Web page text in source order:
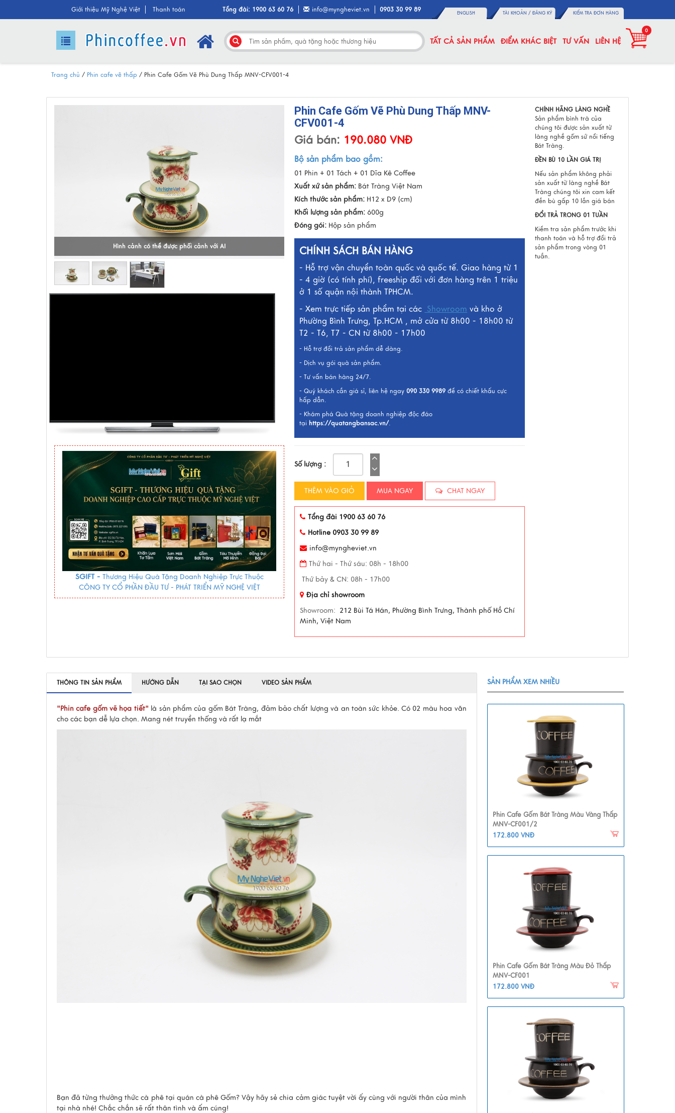
Giới thiệu Mỹ Nghệ Việt Thanh toán Tổng đài: 1900 63 60 76 info@myngheviet.vn 0903 30 99 89 ENGLISH TÀI KHOẢN / ĐĂNG KÝ KIỂM TRA ĐƠN HÀNG
TẤT CẢ SẢN PHẨM ĐIỂM KHÁC BIỆT TƯ VẤN LIÊN HỆ
0
Trang chủ / Phin cafe vẽ thấp / Phin Cafe Gốm Vẽ Phù Dung Thấp MNV-CFV001-4
Hình cảnh có thể được phối cảnh với AI
SGIFT - Thương Hiệu Quà Tặng Doanh Nghiệp Trực Thuộc
CÔNG TY CỔ PHẦN ĐẦU TƯ - PHÁT TRIỂN MỸ NGHỆ VIỆT
Phin Cafe Gốm Vẽ Phù Dung Thấp MNV-
CFV001-4
Giá bán: 190.080 VNĐ
Bộ sản phẩm bao gồm:
01 Phin + 01 Tách + 01 Dĩa Kê Coffee
Xuất xứ sản phẩm: Bát Tràng Việt Nam
Kích thước sản phẩm: H12 x D9 (cm)
Khối lượng sản phẩm: 600g
Đóng gói: Hộp sản phẩm
CHÍNH SÁCH BÁN HÀNG
- Hỗ trợ vận chuyển toàn quốc và quốc tế. Giao hàng từ 1
- 4 giờ (có tính phí), freeship đối với đơn hàng trên 1 triệu
ở 1 số quận nội thành TPHCM.
- Xem trực tiếp sản phẩm tại các Showroom và kho ở
Phường Bình Trưng, Tp.HCM , mở cửa từ 8h00 - 18h00 từ
T2 - T6, T7 - CN từ 8h00 - 17h00
- Hỗ trợ đổi trả sản phẩm dễ dàng.
- Dịch vụ gói quà sản phẩm.
- Tư vấn bán hàng 24/7.
- Quý khách cần giá sỉ, liên hệ ngay090 330 9989 để có chiết khấu cực
hấp dẫn.
- Khám phá Quà tặng doanh nghiệp độc đáo
tại https://quatangbansac.vn/.
Số lượng :
THÊM VÀO GIỎ MUA NGAY CHAT NGAY
Tổng đài 1900 63 60 76
Hotline 0903 30 99 89
info@myngheviet.vn
Thứ hai - Thứ sáu: 08h - 18h00
Thứ bảy & CN: 08h - 17h00
Địa chỉ showroom
Showroom: 212 Bùi Tá Hán, Phường Bình Trưng, Thành phố Hồ Chí
Minh, Việt Nam
CHÍNH HÃNG LÀNG NGHỀ
Sản phẩm bình trà của
chúng tôi được sản xuất từ
làng nghề gốm sứ nổi tiếng
Bát Tràng.
ĐỀN BÙ 10 LẦN GIÁ TRỊ
Nếu sản phẩm không phải
sản xuất từ làng nghề Bát
Tràng chúng tôi xin cam kết
đền bù gấp 10 lần giá bán
ĐỔI TRẢ TRONG 01 TUẦN
Kiểm tra sản phẩm trước khi
thanh toán và hỗ trợ đổi trả
sản phẩm trong vòng 01
tuần.
THÔNG TIN SẢN PHẨM HƯỚNG DẪN TẠI SAO CHỌN VIDEO SẢN PHẨM
"Phin cafe gốm vẽ họa tiết" là sản phẩm của gốm Bát Tràng, đảm bảo chất lượng và an toàn sức khỏe. Có 02 màu hoa văn
cho các bạn dễ lựa chọn. Mang nét truyền thống và rất lạ mắt
Bạn đã từng thưởng thức cà phê tại quán cà phê Gốm? Vậy hãy sẻ chia cảm giác tuyệt vời ấy cùng với người thân của mình
tại nhà nhé! Chắc chắn sẽ rất thân tình và ấm cúng!
SẢN PHẨM XEM NHIỀU
Phin Cafe Gốm Bát Tràng Màu Vàng Thấp
MNV-CF001/2
172.800 VNĐ
Phin Cafe Gốm Bát Tràng Màu Đỏ Thấp
MNV-CF001
172.800 VNĐ